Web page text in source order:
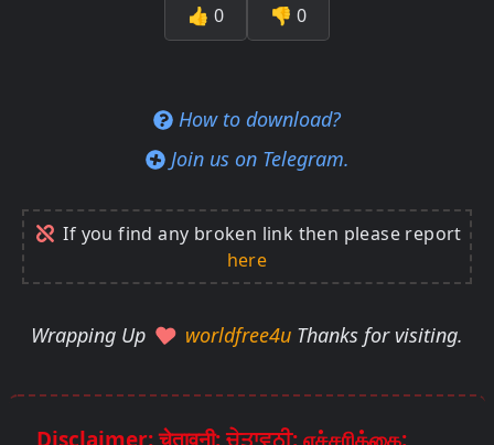
👍 0 👎 0
How to download?
Join us on Telegram.
If you find any broken link then please report
here
Wrapping Up worldfree4u Thanks for visiting.